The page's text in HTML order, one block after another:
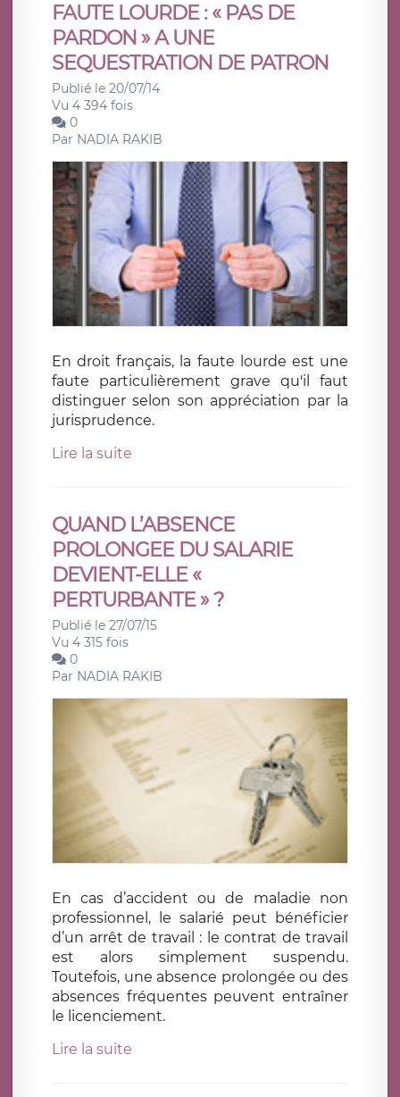
FAUTE LOURDE : « PAS DE
PARDON » A UNE
SEQUESTRATION DE PATRON
Publié le 20/07/14
Vu 4 394 fois
0
Par NADIA RAKIB
En droit français, la faute lourde est une
faute particulièrement grave qu'il faut
distinguer selon son appréciation par la
jurisprudence.
Lire la suite
QUAND L’ABSENCE
PROLONGEE DU SALARIE
DEVIENT-ELLE «
PERTURBANTE » ?
Publié le 27/07/15
Vu 4 315 fois
0
Par NADIA RAKIB
En cas d’accident ou de maladie non
professionnel, le salarié peut bénéficier
d’un arrêt de travail : le contrat de travail
est alors simplement suspendu.
Toutefois, une absence prolongée ou des
absences fréquentes peuvent entraîner
le licenciement.
Lire la suite